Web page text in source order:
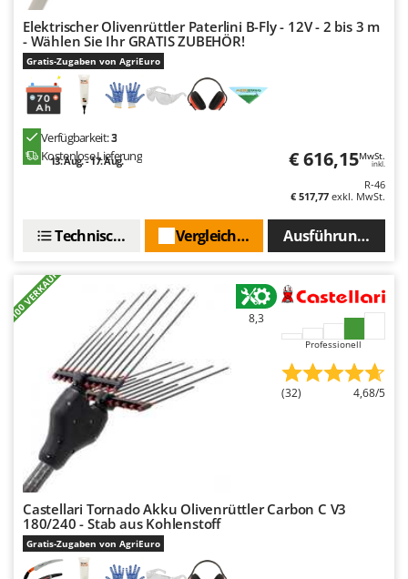
Elektrischer Olivenrüttler Paterlini B-Fly - 12V - 2 bis 3 m
- Wählen Sie Ihr GRATIS ZUBEHÖR!
Gratis-Zugaben von AgriEuro
Verfügbarkeit:3
Kostenlose Lieferung
13. Aug. - 17. Aug. € 616,15MwSt.
inkl.
R-46
€ 517,77 exkl. MwSt.
Ausführungen(3)
Vergleichen Sie
Technische Daten
+100 VERKAUFT 8,3
Professionell
(32) 4,68/5
Castellari Tornado Akku Olivenrüttler Carbon C V3
180/240 - Stab aus Kohlenstoff
Gratis-Zugaben von AgriEuro